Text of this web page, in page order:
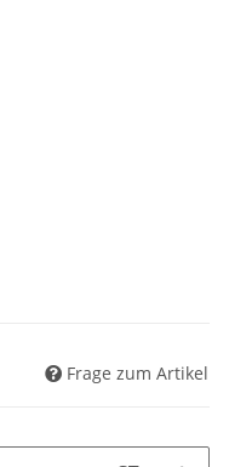
Frage zum Artikel